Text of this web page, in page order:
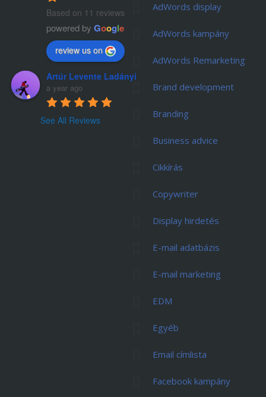
Based on 11 reviews
powered by Google
review us on
Artúr Levente Ladányi
a year ago
See All Reviews
AdWords display
AdWords kampány
AdWords Remarketing
Brand development
Branding
Business advice
Cikkírás
Copywriter
Display hirdetés
E-mail adatbázis
E-mail marketing
EDM
Egyéb
Email címlista
Facebook kampány